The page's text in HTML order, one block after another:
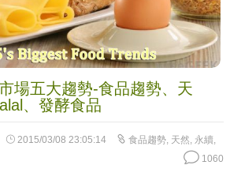
場五大趨勢-食品趨勢、天
、發酵食品
2015/03/08 23:05:14 食品趨勢, 天然, 永續,
1060